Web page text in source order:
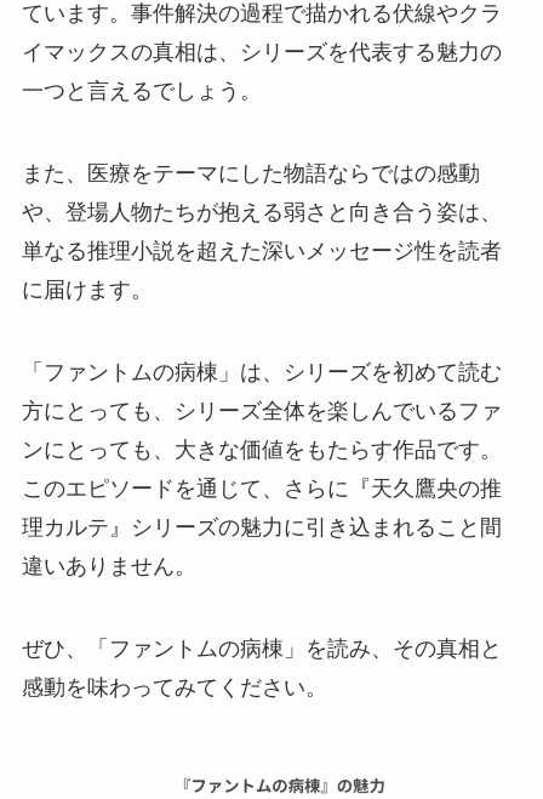
ています。事件解決の過程で描かれる伏線やクラ
イマックスの真相は、シリーズを代表する魅力の
一つと言えるでしょう。
また、医療をテーマにした物語ならではの感動
や、登場人物たちが抱える弱さと向き合う姿は、
単なる推理小説を超えた深いメッセージ性を読者
に届けます。
「ファントムの病棟」は、シリーズを初めて読む
方にとっても、シリーズ全体を楽しんでいるファ
ンにとっても、大きな価値をもたらす作品です。
このエピソードを通じて、さらに『天久鷹央の推
理カルテ』シリーズの魅力に引き込まれること間
違いありません。
ぜひ、「ファントムの病棟」を読み、その真相と
感動を味わってみてください。